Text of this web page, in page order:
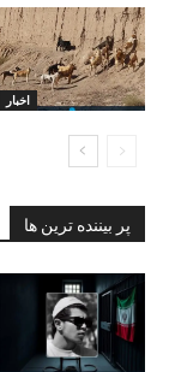
اخبار
پر بیننده ترین ها